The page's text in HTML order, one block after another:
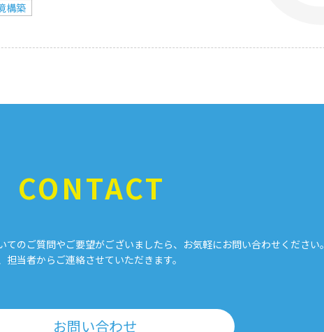
構築
CONTACT
てのご質問やご要望がございましたら、お気軽にお問い合わせください。
当者からご連絡させていただきます。
お問い合わせ